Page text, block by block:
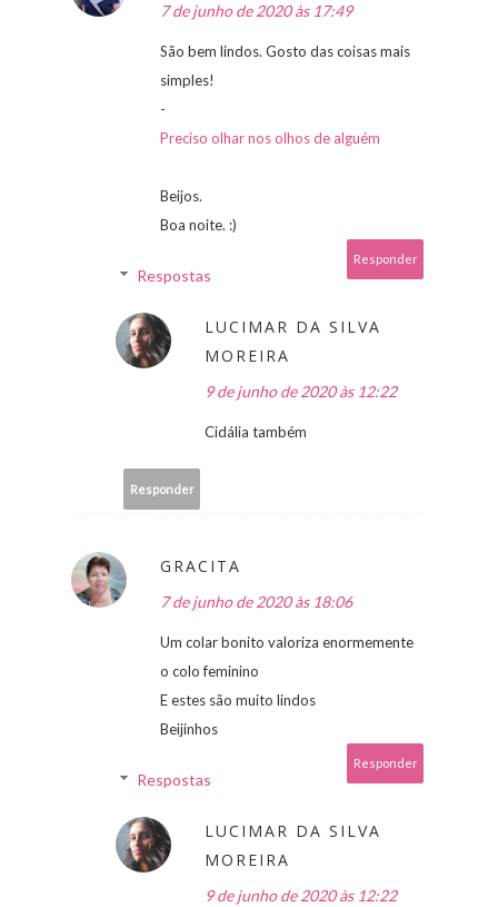
7 de junho de 2020 às 17:49
São bem lindos. Gosto das coisas mais
simples!
-
Preciso olhar nos olhos de alguém
Beijos.
Boa noite. :)
Responder
Respostas
LUCIMAR DA SILVA
MOREIRA
9 de junho de 2020 às 12:22
Cidália também
Responder
GRACITA
7 de junho de 2020 às 18:06
Um colar bonito valoriza enormemente
o colo feminino
E estes são muito lindos
Beijinhos
Responder
Respostas
LUCIMAR DA SILVA
MOREIRA
9 de junho de 2020 às 12:22